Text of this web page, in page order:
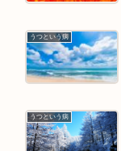
うつという病
うつという病